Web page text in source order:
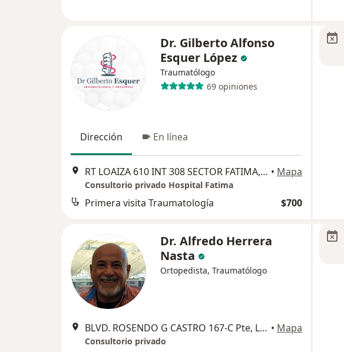
Dr. Gilberto Alfonso
Esquer López
Traumatólogo
69 opiniones
Dirección En línea
RT LOAIZA 610 INT 308 SECTOR FATIMA, Los Mochis • Mapa
Consultorio privado Hospital Fatima
Primera visita Traumatología $700
Dr. Alfredo Herrera
Nasta
Ortopedista, Traumatólogo
BLVD. ROSENDO G CASTRO 167-C Pte, Los Mochis • Mapa
Consultorio privado